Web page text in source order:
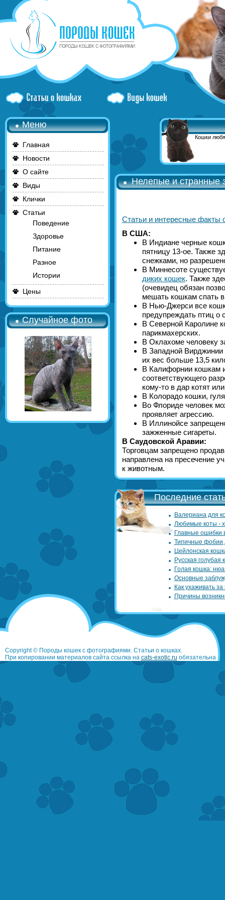
Меню
Главная
Новости
О сайте
Виды
Клички
Статьи
Поведение
Здоровье
Питание
Разное
Истории
Цены
Случайное фото
Кошки
Нелепые и странные
Статьи и интересные факты
В США:
В Индиане черные
пятницу 13-ое. Также
снежками, но
В Миннесоте
диких кошек. Также
(очевидец обязан
мешать кошкам спать
В Нью-Джерси все
предупреждать птиц о
В Северной Каролине
парикмахерских.
В Оклахоме человеку
В Западной
их вес больше 13,5
В Калифорнии кошкам
соответствующего
кому-то в дар котят
В Колорадо кошки,
Во Флориде человек
проявляет агрессию.
В Иллинойсе
зажженные сигареты.
В Саудовской Аравии:
Торговцам запрещено
направлена на пресечение
к животным.
Последние
Валериана для
Любимые коты -
Главные ошибки
Типичные фобии
Цейлонская
Русская голубая
Голая кошка:
Основные
Как ухаживать
Причины
Copyright © Породы кошек с фотографиями. Статьи о кошках.
При копировании материалов сайта ссылка на cats-exotic.ru обязательна